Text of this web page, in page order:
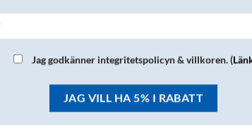
Jag godkänner integritetspolicyn & villkoren. (